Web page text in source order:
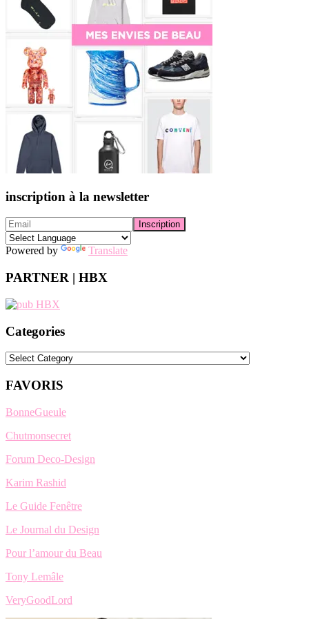
inscription à la newsletter
Powered by Translate
PARTNER | HBX
Categories
Categories
FAVORIS
BonneGueule
Chutmonsecret
Forum Deco-Design
Karim Rashid
Le Guide Fenêtre
Le Journal du Design
Pour l’amour du Beau
Tony Lemâle
VeryGoodLord